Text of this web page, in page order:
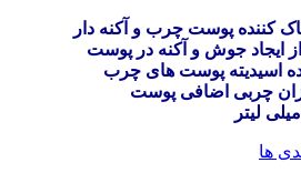
کننده پوست چرب و آکنه دار
ایجاد جوش و آکنه در پوست
اسیدیته پوست های چرب
چربی اضافی پوست
ها